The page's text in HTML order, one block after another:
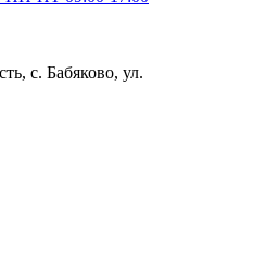
с. Бабяково, ул.